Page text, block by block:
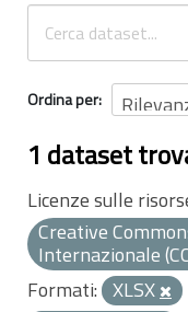
INFORMAZIONI
Ordina per
1 dataset
Licenze sulle
Creative
Internazionale
Formati: XLSX